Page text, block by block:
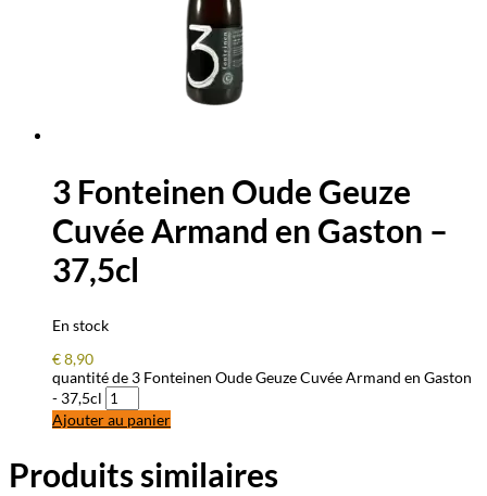
3 Fonteinen Oude Geuze
Cuvée Armand en Gaston –
37,5cl
En stock
€8,90
quantité de 3 Fonteinen Oude Geuze Cuvée Armand en Gaston
- 37,5cl
Ajouter au panier
Produits similaires